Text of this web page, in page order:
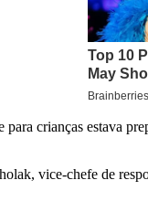
crianças estava
vice-chefe de